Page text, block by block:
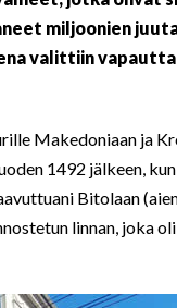
miljoonien
valittiin
Makedoniaan ja
1492 jälkeen,
Bitolaan
linnan, joka